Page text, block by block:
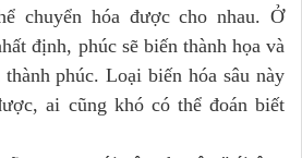
chuyển hóa được cho nhau. Ở
định, phúc sẽ biến thành họa và
phúc. Loại biến hóa sâu này
ai cũng khó có thể đoán biết